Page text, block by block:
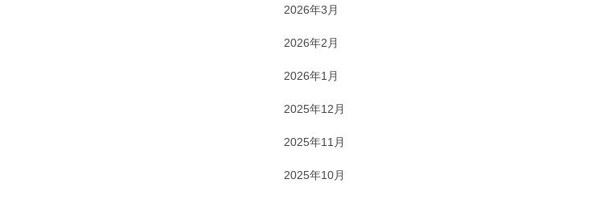
2026年3月
2026年2月
2026年1月
2025年12月
2025年11月
2025年10月